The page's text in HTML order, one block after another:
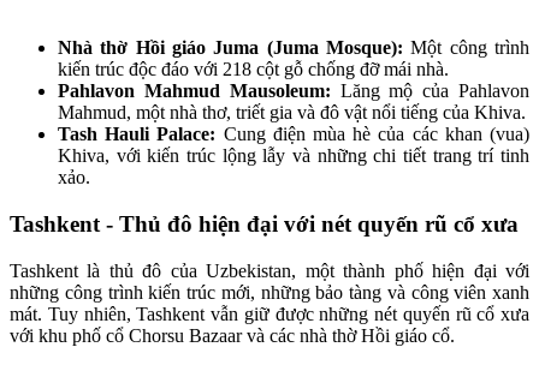
Nhà thờ Hồi giáo Juma (Juma Mosque): Một công trình
kiến trúc độc đáo với 218 cột gỗ chống đỡ mái nhà.
Pahlavon Mahmud Mausoleum: Lăng mộ của Pahlavon
Mahmud, một nhà thơ, triết gia và đô vật nổi tiếng của Khiva.
Tash Hauli Palace: Cung điện mùa hè của các khan (vua)
Khiva, với kiến trúc lộng lẫy và những chi tiết trang trí tinh
xảo.
Tashkent - Thủ đô hiện đại với nét quyến rũ cổ xưa
Tashkent là thủ đô của Uzbekistan, một thành phố hiện đại với
những công trình kiến trúc mới, những bảo tàng và công viên xanh
mát. Tuy nhiên, Tashkent vẫn giữ được những nét quyến rũ cổ xưa
với khu phố cổ Chorsu Bazaar và các nhà thờ Hồi giáo cổ.